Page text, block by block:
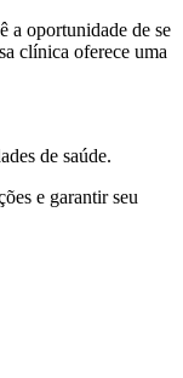
a oportunidade de se
clínica oferece uma
de saúde.
e garantir seu